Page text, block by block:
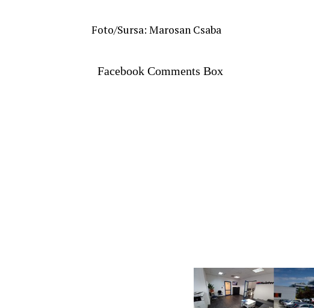
Foto/Sursa: Marosan Csaba
Facebook Comments Box